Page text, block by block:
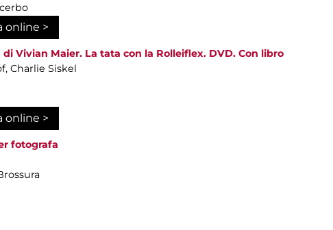
online >
di Vivian Maier. La tata con la Rolleiflex. DVD. Con libro
Charlie Siskel
online >
fotografa